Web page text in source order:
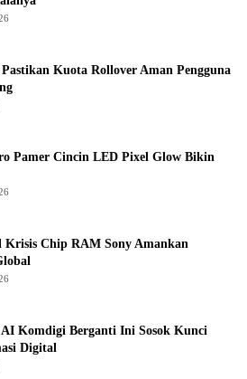
Pastikan Kuota Rollover Aman Pengguna
Pamer Cincin LED Pixel Glow Bikin
Krisis Chip RAM Sony Amankan
Komdigi Berganti Ini Sosok Kunci
Digital